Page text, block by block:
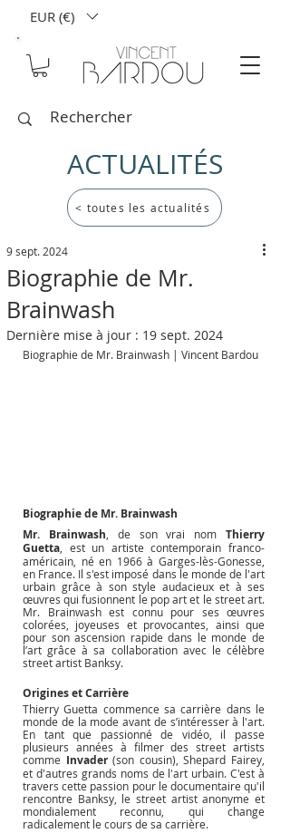
EUR (€)
ACTUALITÉS
< toutes les actualités
Biographie de Mr.
Brainwash
9 sept. 2024
Dernière mise à jour : 19 sept. 2024
Biographie de Mr. Brainwash | Vincent Bardou
Biographie de Mr. Brainwash
Mr. Brainwash , de son vrai nom Thierry
Guetta , est un artiste contemporain franco-
américain, né en 1966 à Garges-lès-Gonesse,
en France. Il s'est imposé dans le monde de l'art
urbain grâce à son style audacieux et à ses
œuvres qui fusionnent le pop art et le street art.
Mr. Brainwash est connu pour ses œuvres
colorées, joyeuses et provocantes, ainsi que
pour son ascension rapide dans le monde de
l’art grâce à sa collaboration avec le célèbre
street artist Banksy.
Origines et Carrière
Thierry Guetta commence sa carrière dans le
monde de la mode avant de s’intéresser à l'art.
En tant que passionné de vidéo, il passe
plusieurs années à filmer des street artists
comme Invader (son cousin), Shepard Fairey,
et d'autres grands noms de l'art urbain. C'est à
travers cette passion pour le documentaire qu'il
rencontre Banksy, le street artist anonyme et
mondialement reconnu, qui change
radicalement le cours de sa carrière.